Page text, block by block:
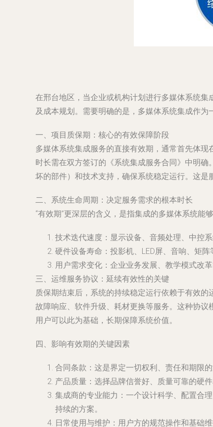
在邢台地区，当企业或机构计划进行多媒体系统
及成本规划。需要明确的是，多媒体系统集成作为
一、项目质保期：核心的有效保障阶段
多媒体系统集成服务的直接有效期，通常首先体
时长需在双方签订的《系统集成服务合同》中明
坏的部件）和技术支持，确保系统稳定运行。这是
二、系统生命周期：决定服务需求的根本时长
“有效期”更深层的含义，是指集成的多媒体系统
技术迭代速度：显示设备、音频处理、中控
硬件设备寿命：投影机、LED屏、音响、矩
用户需求变化：企业业务发展、教学模式改
三、运维服务协议：延续有效性的关键
质保期结束后，系统的持续稳定运行依赖于有效
故障响应、软件升级、耗材更换等服务。这种协议
用户可以此为基础，长期保障系统价值。
四、影响有效期的关键因素
合同条款 ：这是界定一切权利、责任和期限
产品质量 ：选择品牌信誉好、质量可靠的硬
集成商的专业能力 ：一个设计科学、配置合
持续的方案。
日常使用与维护 ：用户方的规范操作和基础